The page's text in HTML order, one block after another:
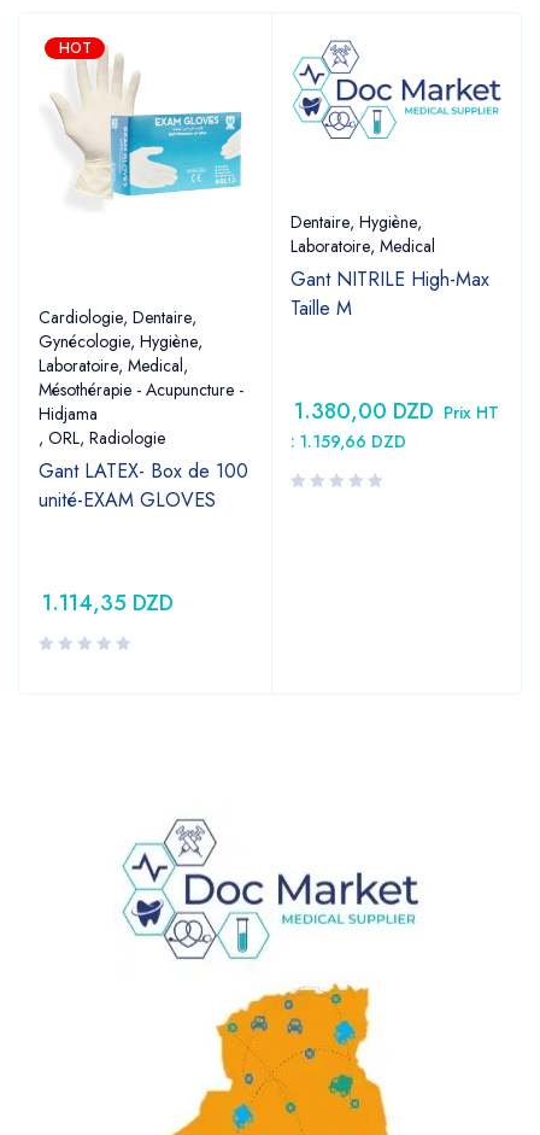
HOT
Cardiologie, Dentaire,
Gynécologie, Hygiène,
Laboratoire, Medical,
Mésothérapie - Acupuncture -
Hidjama
, ORL, Radiologie
Gant LATEX- Box de 100
unité-EXAM GLOVES
1.114,35 DZD
Dentaire, Hygiène,
Laboratoire, Medical
Gant NITRILE High-Max
Taille M
1.380,00 DZD Prix HT
: 1.159,66 DZD